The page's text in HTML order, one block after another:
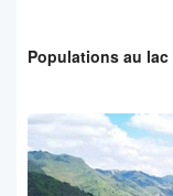
Populations au lac